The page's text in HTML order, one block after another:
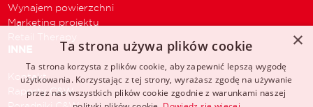
Wynajem powierzchni
Marketing projektu
Retail Therapy
INNE
Kontakt
Raporty C&W
×
Ta strona używa plików cookie
Ta strona korzysta z plików cookie, aby zapewnić lepszą wygodę
użytkowania. Korzystając z tej strony, wyrażasz zgodę na używanie
przez nas wszystkich plików cookie zgodnie z warunkami naszej